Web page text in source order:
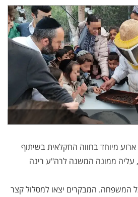
מיוחד בחווה החקלאית בשיתוף
ממונה המשנה לרה"ע רינה
המשפחה. המבקרים יצאו למסלול קצר